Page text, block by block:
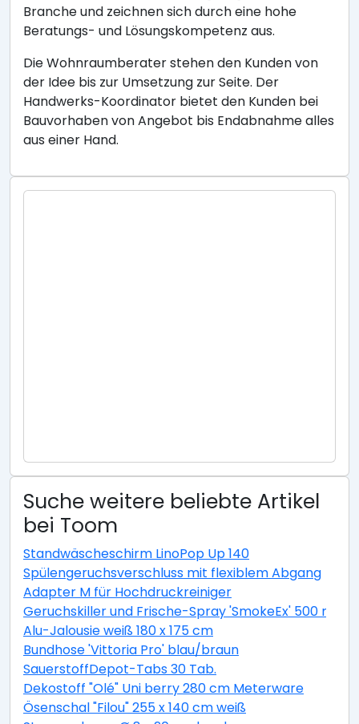
Branche und zeichnen sich durch eine hohe
Beratungs- und Lösungskompetenz aus.
Die Wohnraumberater stehen den Kunden von
der Idee bis zur Umsetzung zur Seite. Der
Handwerks-Koordinator bietet den Kunden bei
Bauvorhaben von Angebot bis Endabnahme alles
aus einer Hand.
Suche weitere beliebte Artikel
bei Toom
Standwäscheschirm LinoPop Up 140
Spülengeruchsverschluss mit flexiblem Abgang
Adapter M für Hochdruckreiniger
Geruchskiller und Frische-Spray 'SmokeEx' 500 ml
Alu-Jalousie weiß 180 x 175 cm
Bundhose 'Vittoria Pro' blau/braun
SauerstoffDepot-Tabs 30 Tab.
Dekostoff "Olé" Uni berry 280 cm Meterware
Ösenschal "Filou" 255 x 140 cm weiß